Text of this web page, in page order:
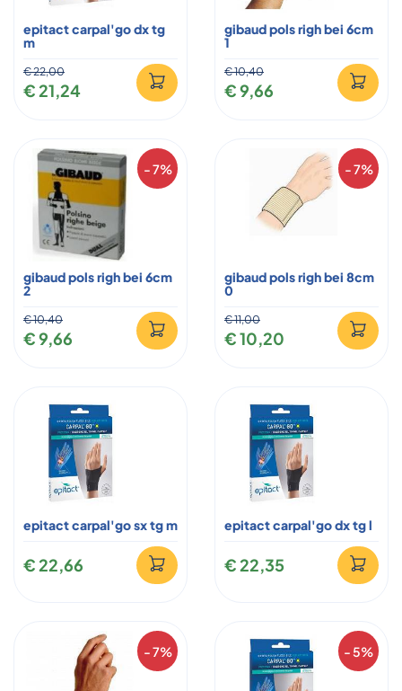
epitact carpal'go dx tg
m
€ 22,00
€ 21,24
gibaud pols righ bei 6cm
1
€ 10,40
€ 9,66
- 7%
gibaud pols righ bei 6cm
2
€ 10,40
€ 9,66
- 7%
gibaud pols righ bei 8cm
0
€ 11,00
€ 10,20
epitact carpal'go sx tg m
€ 22,66
epitact carpal'go dx tg l
€ 22,35
- 7% - 5%